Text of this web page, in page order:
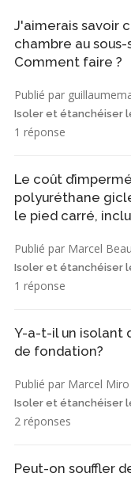
J'aimerais savoir
chambre au
Comment faire ?
Publié par
Isoler et étanchéiser
1 réponse
Le coût
polyuréthane
le pied carré,
Publié par Marcel
Isoler et étanchéiser
1 réponse
Y-a-t-il un isolant
de fondation?
Publié par Marcel Miro
Isoler et étanchéiser
2 réponses
Peut-on souffler